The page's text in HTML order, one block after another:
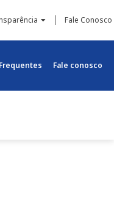
Fale Conosco
Fale conosco